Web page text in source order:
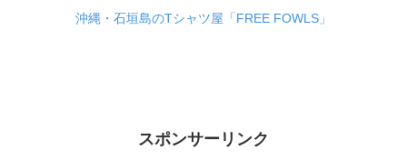
沖縄・石垣島のTシャツ屋「FREE FOWLS」
スポンサーリンク